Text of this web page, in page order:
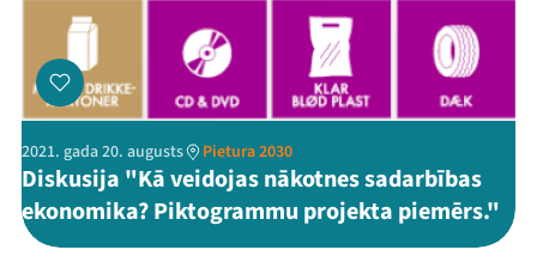
2021. gada 20. augusts Pietura 2030
Diskusija "Kā veidojas nākotnes sadarbības
ekonomika? Piktogrammu projekta piemērs."